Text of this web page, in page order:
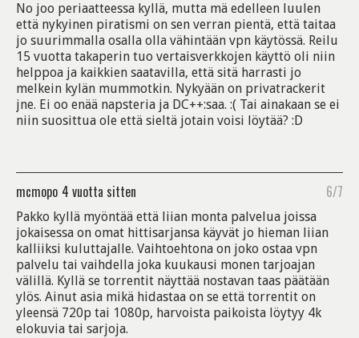
No joo periaatteessa kyllä, mutta mä edelleen luulen
että nykyinen piratismi on sen verran pientä, että taitaa
jo suurimmalla osalla olla vähintään vpn käytössä. Reilu
15 vuotta takaperin tuo vertaisverkkojen käyttö oli niin
helppoa ja kaikkien saatavilla, että sitä harrasti jo
melkein kylän mummotkin. Nykyään on privatrackerit
jne. Ei oo enää napsteria ja DC++:saa. :( Tai ainakaan se ei
niin suosittua ole että sieltä jotain voisi löytää? :D
mcmopo 4 vuotta sitten 6/7
Pakko kyllä myöntää että liian monta palvelua joissa
jokaisessa on omat hittisarjansa käyvät jo hieman liian
kalliiksi kuluttajalle. Vaihtoehtona on joko ostaa vpn
palvelu tai vaihdella joka kuukausi monen tarjoajan
välillä. Kyllä se torrentit näyttää nostavan taas päätään
ylös. Ainut asia mikä hidastaa on se että torrentit on
yleensä 720p tai 1080p, harvoista paikoista löytyy 4k
elokuvia tai sarjoja.